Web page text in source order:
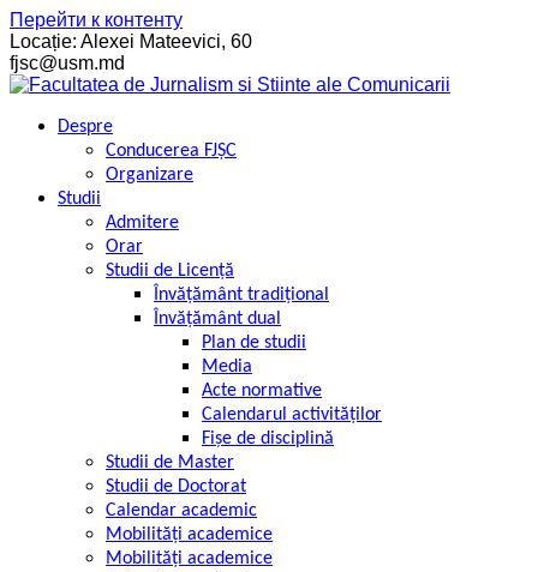
Перейти к контенту
Locație: Alexei Mateevici, 60
fjsc@usm.md
Despre
Conducerea FJȘC
Organizare
Studii
Admitere
Orar
Studii de Licență
Învățământ tradițional
Învățământ dual
Plan de studii
Media
Acte normative
Calendarul activităților
Fișe de disciplină
Studii de Master
Studii de Doctorat
Calendar academic
Mobilități academice
Mobilități academice